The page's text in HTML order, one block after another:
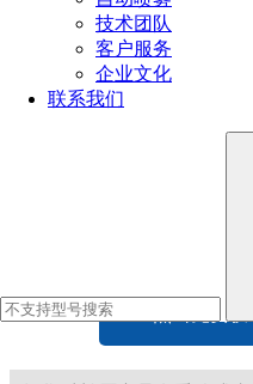
技术团队
客户服务
企业文化
联系我们
硬质合金的烧结成型：
求的物理机械性能，硬质合
它的烧结过程可分为三个阶
点击免费